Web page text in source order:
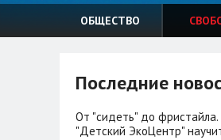
ОБЩЕСТВО
Последние
От "сидеть" до фристайла.
"Детский ЭкоЦентр"